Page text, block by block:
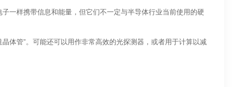
一样携带信息和能量，但它们不一定与半导体行业当前使用的硬
体管”。可能还可以用作非常高效的光探测器，或者用于计算以减